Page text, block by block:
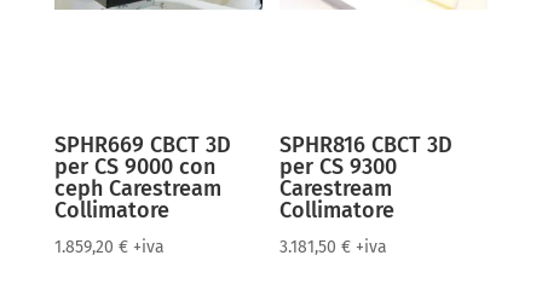
SPHR669 CBCT 3D
per CS 9000 con
ceph Carestream
Collimatore
1.859,20 € +iva
SPHR816 CBCT 3D
per CS 9300
Carestream
Collimatore
3.181,50€ +iva